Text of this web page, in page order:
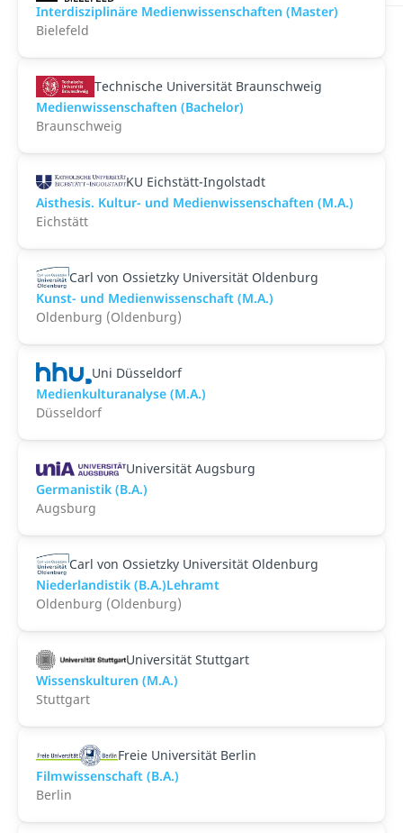
Interdisziplinäre Medienwissenschaften (Master)
Bielefeld
Technische Universität Braunschweig
Medienwissenschaften (Bachelor)
Braunschweig
KU Eichstätt-Ingolstadt
Aisthesis. Kultur- und Medienwissenschaften (M.A.)
Eichstätt
Carl von Ossietzky Universität Oldenburg
Kunst- und Medienwissenschaft (M.A.)
Oldenburg (Oldenburg)
Uni Düsseldorf
Medienkulturanalyse (M.A.)
Düsseldorf
Universität Augsburg
Germanistik (B.A.)
Augsburg
Carl von Ossietzky Universität Oldenburg
Niederlandistik (B.A.)Lehramt
Oldenburg (Oldenburg)
Universität Stuttgart
Wissenskulturen (M.A.)
Stuttgart
Freie Universität Berlin
Filmwissenschaft (B.A.)
Berlin